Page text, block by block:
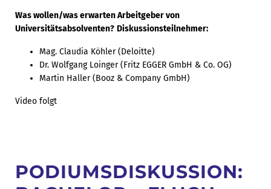
Was wollen/was erwarten Arbeitgeber von
Universitätsabsolventen? Diskussionsteilnehmer:
Mag. Claudia Köhler (Deloitte)
Dr. Wolfgang Loinger (Fritz EGGER GmbH & Co. OG)
Martin Haller (Booz & Company GmbH)
Video folgt
PODIUMSDISKUSSION: